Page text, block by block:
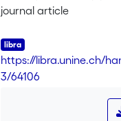
journal article
https://libra.unine.ch/
3/64106